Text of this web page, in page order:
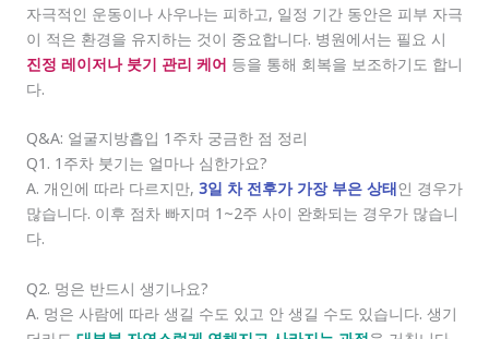
자극적인 운동이나 사우나는 피하고, 일정 기간 동안은 피부 자극
이 적은 환경을 유지하는 것이 중요합니다. 병원에서는 필요 시
진정 레이저나 붓기 관리 케어 등을 통해 회복을 보조하기도 합니
다.
Q&A: 얼굴지방흡입 1주차 궁금한 점 정리
Q1. 1주차 붓기는 얼마나 심한가요?
A. 개인에 따라 다르지만, 3일 차 전후가 가장 부은 상태인 경우가
많습니다. 이후 점차 빠지며 1~2주 사이 완화되는 경우가 많습니
다.
Q2. 멍은 반드시 생기나요?
A. 멍은 사람에 따라 생길 수도 있고 안 생길 수도 있습니다. 생기